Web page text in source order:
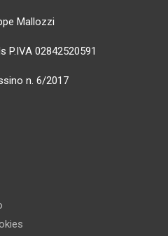
Mallozzi
P.IVA 02842520591
n. 6/2017